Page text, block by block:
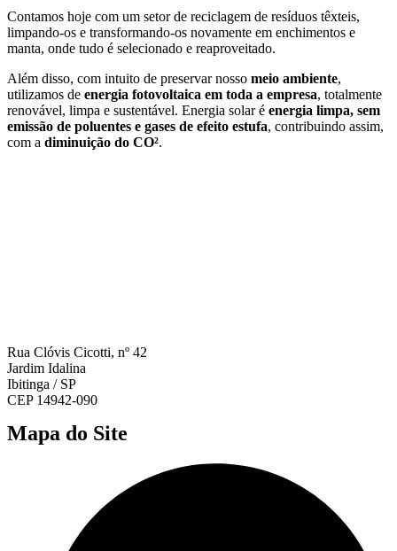
Contamos hoje com um setor de reciclagem de resíduos têxteis,
limpando-os e transformando-os novamente em enchimentos e
manta, onde tudo é selecionado e reaproveitado.
Além disso, com intuito de preservar nosso meio ambiente,
utilizamos de energia fotovoltaica em toda a empresa, totalmente
renovável, limpa e sustentável. Energia solar é energia limpa, sem
emissão de poluentes e gases de efeito estufa, contribuindo assim,
com a diminuição do CO².
Rua Clóvis Cicotti, nº 42
Jardim Idalina
Ibitinga / SP
CEP 14942-090
Mapa do Site